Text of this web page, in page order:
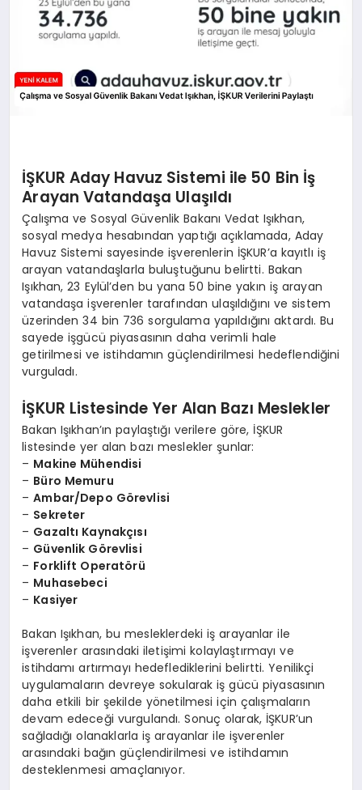
İŞKUR Aday Havuz Sistemi ile 50 Bin İş
Arayan Vatandaşa Ulaşıldı
Çalışma ve Sosyal Güvenlik Bakanı Vedat Işıkhan,
sosyal medya hesabından yaptığı açıklamada, Aday
Havuz Sistemi sayesinde işverenlerin İŞKUR’a kayıtlı iş
arayan vatandaşlarla buluştuğunu belirtti. Bakan
Işıkhan, 23 Eylül’den bu yana 50 bine yakın iş arayan
vatandaşa işverenler tarafından ulaşıldığını ve sistem
üzerinden 34 bin 736 sorgulama yapıldığını aktardı. Bu
sayede işgücü piyasasının daha verimli hale
getirilmesi ve istihdamın güçlendirilmesi hedeflendiğini
vurguladı.
İŞKUR Listesinde Yer Alan Bazı Meslekler
Bakan Işıkhan’ın paylaştığı verilere göre, İŞKUR
listesinde yer alan bazı meslekler şunlar:
– Makine Mühendisi
– Büro Memuru
–Ambar/Depo Görevlisi
– Sekreter
– Gazaltı Kaynakçısı
– Güvenlik Görevlisi
– Forklift Operatörü
– Muhasebeci
– Kasiyer
Bakan Işıkhan, bu mesleklerdeki iş arayanlar ile
işverenler arasındaki iletişimi kolaylaştırmayı ve
istihdamı artırmayı hedeflediklerini belirtti. Yenilikçi
uygulamaların devreye sokularak iş gücü piyasasının
daha etkili bir şekilde yönetilmesi için çalışmaların
devam edeceği vurgulandı. Sonuç olarak, İŞKUR’un
sağladığı olanaklarla iş arayanlar ile işverenler
arasındaki bağın güçlendirilmesi ve istihdamın
desteklenmesi amaçlanıyor.